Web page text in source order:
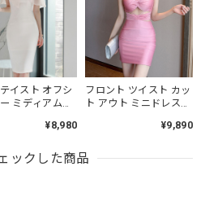
イスト オフシ
ミディアムド
¥8,980
フロント ツイスト カッ
ト アウト ミニドレス
¥9,890
ックした商品